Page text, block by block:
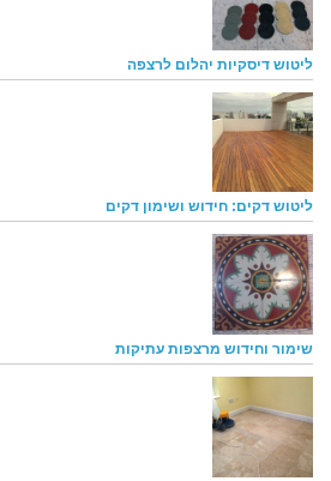
ליטוש דיסקיות יהלום לרצפה
ליטוש דקים: חידוש ושימון דקים
שימור וחידוש מרצפות עתיקות